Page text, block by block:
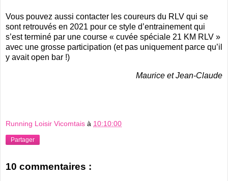
Vous pouvez aussi contacter les coureurs du RLV qui se
sont retrouvés en 2021 pour ce style d’entrainement qui
s’est terminé par une course « cuvée spéciale 21 KM RLV »
avec une grosse participation (et pas uniquement parce qu’il
y avait open bar !)
Maurice et Jean-Claude
Running Loisir Vicomtais à 10:10:00
Partager
10 commentaires :